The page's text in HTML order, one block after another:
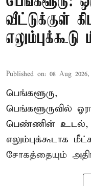
வீட்டுக்குள்
எலும்புக்கூடு
Published on: 08 Aug
பெங்களூரு,
பெங்களூருவில்
பெண்ணின் உடல்,
எலும்புக்கூடாக
சோகத்தையும்